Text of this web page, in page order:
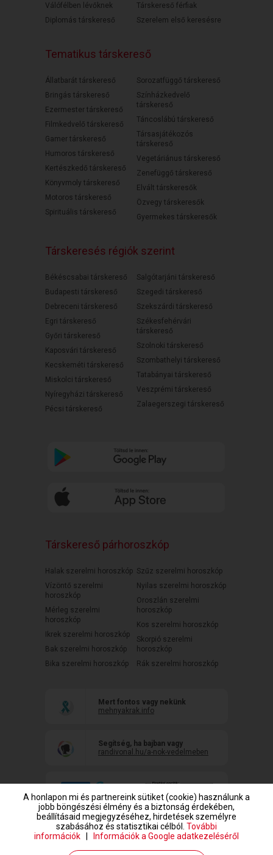
Válófélben lévőknek
Diplomás társkereső
Társkereső férfiak
Szerelem első keresésre
Tematikus társkereső
Állatbarát társkereső
Bringás társkereső
Ezermester társkereső
Filmkedvelő társkereső
Gamer társkereső
Humoros társkereső
Kertészkedő társkereső
Könyvmoly társkereső
Motoros társkereső
Spirituális társkereső
Sorozatfüggő társkereső
Színházkedvelő
társkereső
Táncoslábú társkereső
Társasjátékozós
társkereső
Vegetáriánus társkereső
Zenefüggő társkereső
Elvált társkeresők
Özvegy társkeresők
Gyermekes társkeresők
Társkeresés régiók szerint
Békéscsabai társkereső
Budapesti társkereső
Debreceni társkereső
Egri társkereső
Győri társkereső
Kaposvári társkereső
Kecskeméti társkereső
Miskolci társkereső
Nyíregyházi társkereső
Pécsi társkereső
Salgótarjáni társkereső
Szegedi társkereső
Szekszárdi társkereső
Székesfehérvári
társkereső
Szolnoki társkereső
Szombathelyi társkereső
Tatabányai társkereső
Veszprémi társkereső
Zalaegerszegi társkereső
Társkereső párhoroszkóp
Halak szerelmi horoszkóp
Vízöntő szerelmi
horoszkóp
Mérleg szerelmi
horoszkóp
Ikrek szerelmi horoszkóp
Bak szerelmi horoszkóp
Bika szerelmi horoszkóp
Szűz szerelmi horoszkóp
Nyilas szerelmi horoszkóp
Oroszlán szerelmi
horoszkóp
Kos szerelmi horoszkóp
Skorpió szerelmi
horoszkóp
Rák szerelmi horoszkóp
Mert fontos vagy nekünk
mehnyakrak.info
Segítség, ha bajban vagy
randivonal.hu/a-nok-vedelmeben
A honlapon mi és partnereink sütiket (cookie) használunk a
jobb böngészési élmény és a biztonság érdekében,
beállításaid megjegyzéséhez, hirdetések személyre
szabásához és statisztikai célból. További
információk
Információk a Google adatkezeléséről